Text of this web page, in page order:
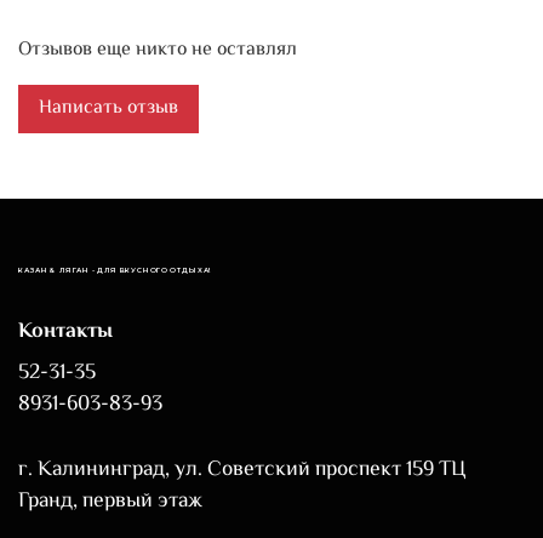
Отзывов еще никто не оставлял
Написать отзыв
КАЗАН & ЛЯГАН - ДЛЯ ВКУСНОГО ОТДЫХА!
Контакты
52-31-35
8931-603-83-93
г. Калининград, ул. Советский проспект 159 ТЦ
Гранд, первый этаж